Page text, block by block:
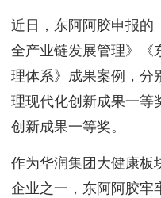
近日，东阿阿胶申报的
全产业链发展管理》《
理体系》成果案例，分
理现代化创新成果一等
创新成果一等奖。
作为华润集团大健康板
企业之一，东阿阿胶牢